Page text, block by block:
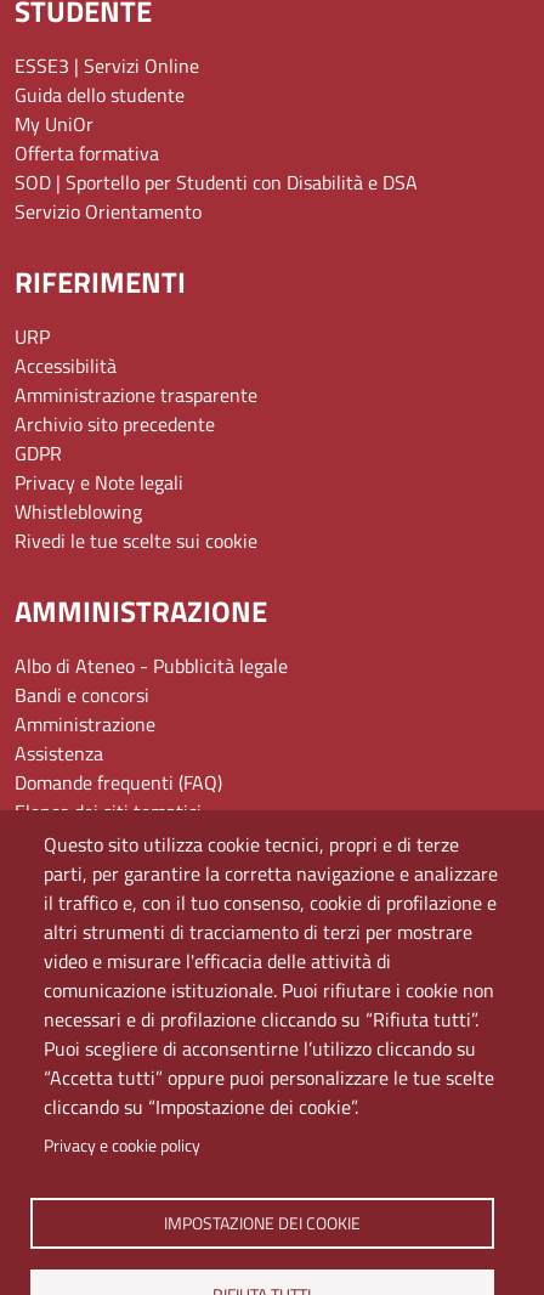
Questo sito utilizza cookie tecnici, propri e di terze
parti, per garantire la corretta navigazione e analizzare
il traffico e, con il tuo consenso, cookie di profilazione e
altri strumenti di tracciamento di terzi per mostrare
video e misurare l'efficacia delle attività di
comunicazione istituzionale. Puoi rifiutare i cookie non
necessari e di profilazione cliccando su “Rifiuta tutti”.
Puoi scegliere di acconsentirne l’utilizzo cliccando su
“Accetta tutti” oppure puoi personalizzare le tue scelte
cliccando su “Impostazione dei cookie”.
Privacy e cookie policy
IMPOSTAZIONE DEI COOKIE
STUDENTE
ESSE3 | Servizi Online
Guida dello studente
My UniOr
Offerta formativa
SOD | Sportello per Studenti con Disabilità e DSA
Servizio Orientamento
RIFERIMENTI
URP
Accessibilità
Amministrazione trasparente
Archivio sito precedente
GDPR
Privacy e Note legali
Whistleblowing
Rivedi le tue scelte sui cookie
AMMINISTRAZIONE
Albo di Ateneo - Pubblicità legale
Bandi e concorsi
Amministrazione
Assistenza
Domande frequenti (FAQ)
Elenco dei siti tematici
Mappa del sito
PEC
Rete Wi-Fi Eduroam
Servizio Proxy
Guida all’uso del portale
Università di Napoli L'Orientale. Palazzo Du Mesnil -
Via Chiatamone 61/62 - 80121 Napoli